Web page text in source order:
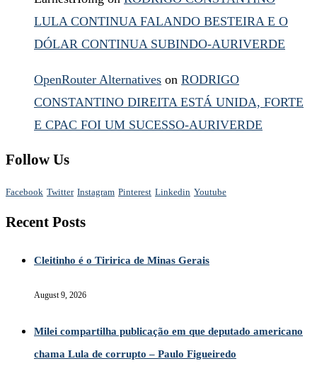
LULA CONTINUA FALANDO BESTEIRA E O
DÓLAR CONTINUA SUBINDO-AURIVERDE
OpenRouter Alternatives on RODRIGO
CONSTANTINO DIREITA ESTÁ UNIDA, FORTE
E CPAC FOI UM SUCESSO-AURIVERDE
Follow Us
Facebook Twitter Instagram Pinterest Linkedin Youtube
Recent Posts
Cleitinho é o Tiririca de Minas Gerais
August 9, 2026
Milei compartilha publicação em que deputado americano
chama Lula de corrupto – Paulo Figueiredo